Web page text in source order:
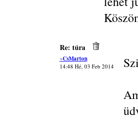
Re: túra
~CsMarton
14:48 Hé, 03 Feb 2014